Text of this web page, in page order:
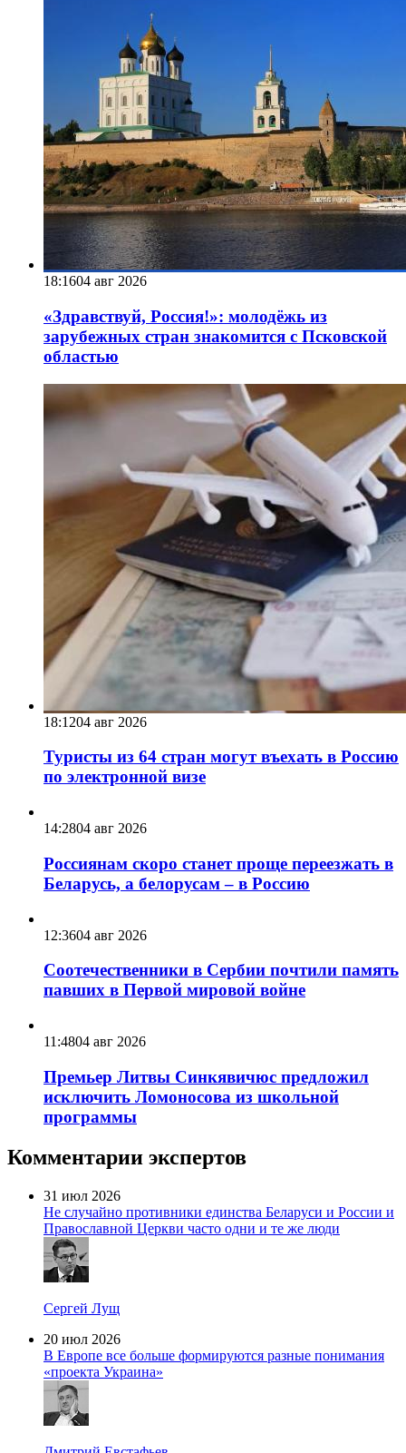
18:1604 авг 2026
«Здравствуй, Россия!»: молодёжь из
зарубежных стран знакомится с Псковской
областью
18:1204 авг 2026
Туристы из 64 стран могут въехать в Россию
по электронной визе
14:2804 авг 2026
Россиянам скоро станет проще переезжать в
Беларусь, а белорусам – в Россию
12:3604 авг 2026
Соотечественники в Сербии почтили память
павших в Первой мировой войне
11:4804 авг 2026
Премьер Литвы Синкявичюс предложил
исключить Ломоносова из школьной
программы
Комментарии экспертов
31 июл 2026
Не случайно противники единства Беларуси и России и
Православной Церкви часто одни и те же люди
Сергей Лущ
20 июл 2026
В Европе все больше формируются разные понимания
«проекта Украина»